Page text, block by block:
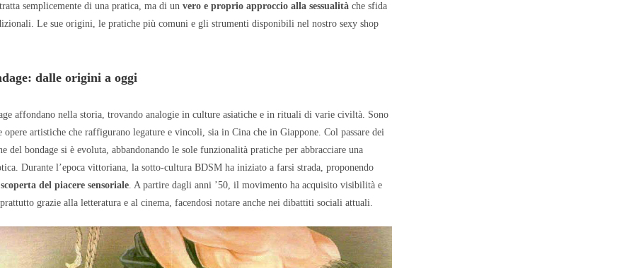
semplicemente di una pratica, ma di un vero e proprio approccio alla sessualità che sfida
Le sue origini, le pratiche più comuni e gli strumenti disponibili nel nostro sexy shop
dalle origini a oggi
affondano nella storia, trovando analogie in culture asiatiche e in rituali di varie civiltà. Sono
opere artistiche che raffigurano legature e vincoli, sia in Cina che in Giappone. Col passare dei
del bondage si è evoluta, abbandonando le sole funzionalità pratiche per abbracciare una
Durante l’epoca vittoriana, la sotto-cultura BDSM ha iniziato a farsi strada, proponendo
del piacere sensoriale. A partire dagli anni ’50, il movimento ha acquisito visibilità e
grazie alla letteratura e al cinema, facendosi notare anche nei dibattiti sociali attuali.